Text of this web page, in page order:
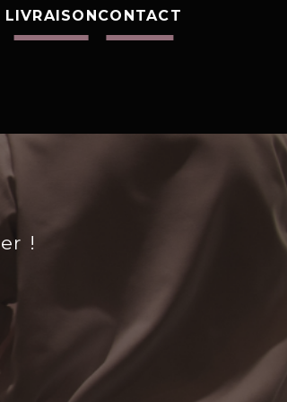
LIVRAISONCONTACT
!